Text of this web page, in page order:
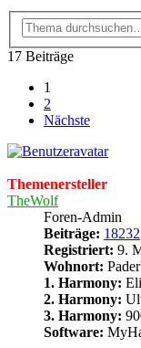
17 Beiträge
1
2
Nächste
Themenersteller
TheWolf
Foren-Admin
Beiträge: 18232
Registriert: 9.
Wohnort:
1. Harmony:
2. Harmony:
3. Harmony:
Software: